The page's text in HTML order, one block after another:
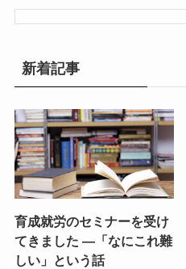
新着記事
育成就労のセミナーを受け
てきました ―「なにこれ難
しい」という話